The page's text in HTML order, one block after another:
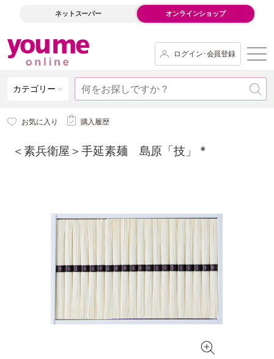
ネットスーパー オンラインショップ
ログイン･会員登録
カテゴリー
お気に入り 購入履歴
＜素兵衛屋＞手延素麺 島原「技」 *